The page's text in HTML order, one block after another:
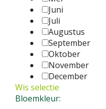
Juni
Juli
Augustus
September
Oktober
November
December
Wis selectie
Bloemkleur: